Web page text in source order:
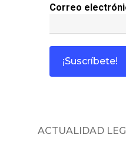
Correo
ACTUALIDAD